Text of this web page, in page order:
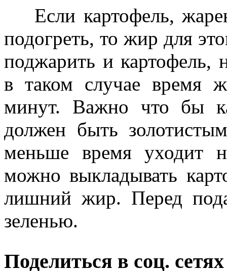
Если картофель,
подогреть, то жир для
поджарить и картофель,
в таком случае время
минут. Важно что бы
должен быть
меньше время уходит
можно выкладывать
лишний жир. Перед
зеленью.
Поделиться в соц. сетях